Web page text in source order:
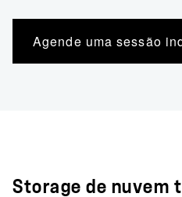
Agende uma sessão
Storage de nuvem